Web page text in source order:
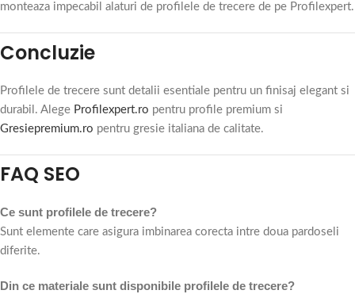
monteaza impecabil alaturi de profilele de trecere de pe Profilexpert.
Concluzie
Profilele de trecere sunt detalii esentiale pentru un finisaj elegant si
durabil. Alege Profilexpert.ro pentru profile premium si
Gresiepremium.ro pentru gresie italiana de calitate.
FAQ SEO
Ce sunt profilele de trecere?
Sunt elemente care asigura imbinarea corecta intre doua pardoseli
diferite.
Din ce materiale sunt disponibile profilele de trecere?